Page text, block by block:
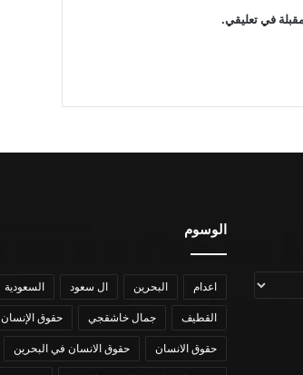
في تعليقي.
الوسوم
اعدام البحرين ال سعود السعودية
القطيف جمال خاشقجي حقوق الإنسان
حقوق الانسان حقوق الانسان في البحرين